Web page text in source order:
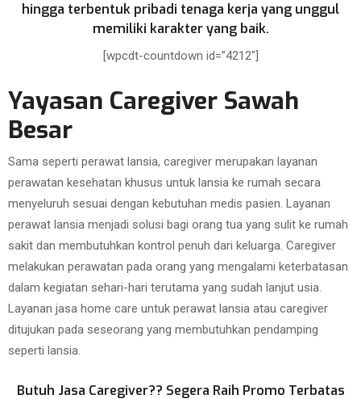
hingga terbentuk pribadi tenaga kerja yang unggul
memiliki karakter yang baik.
[wpcdt-countdown id=”4212″]
Yayasan Caregiver Sawah
Besar
Sama seperti perawat lansia, caregiver merupakan layanan
perawatan kesehatan khusus untuk lansia ke rumah secara
menyeluruh sesuai dengan kebutuhan medis pasien. Layanan
perawat lansia menjadi solusi bagi orang tua yang sulit ke rumah
sakit dan membutuhkan kontrol penuh dari keluarga. Caregiver
melakukan perawatan pada orang yang mengalami keterbatasan
dalam kegiatan sehari-hari terutama yang sudah lanjut usia.
Layanan jasa home care untuk perawat lansia atau caregiver
ditujukan pada seseorang yang membutuhkan pendamping
seperti lansia.
Butuh Jasa Caregiver?? Segera Raih Promo Terbatas